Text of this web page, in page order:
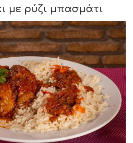
με ρύζι μπασμάτι